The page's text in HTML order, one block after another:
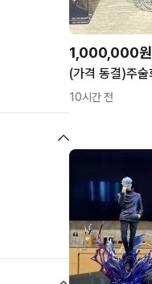
1,000,000원
10시간 전